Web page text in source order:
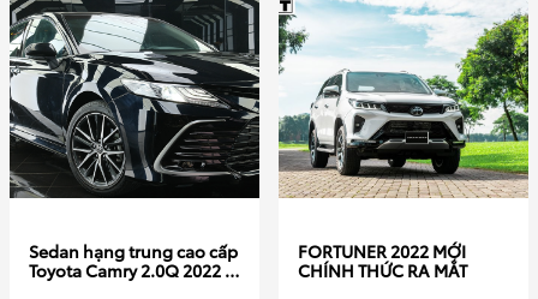
Innova G 2.0 AT Hỗ trợ lãi suất
hấp dẫn, từ […]
những trải nghiệm lý thú
Toyota Altis ghi dấu thành
công Trong sự nghiệp của một
Sedan hạng trung cao cấp
Toyota Camry 2.0Q 2022 đi
FORTUNER 2022 MỚI
CHÍNH THỨC RA MẮT